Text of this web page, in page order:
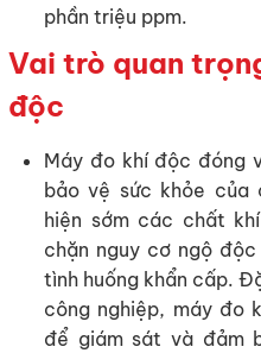
phần triệu ppm.
Vai trò quan
độc
Máy đo khí độc đóng
bảo vệ sức khỏe của
hiện sớm các chất
chặn nguy cơ ngộ
tình huống khẩn cấp.
công nghiệp, máy đo
để giám sát và đảm